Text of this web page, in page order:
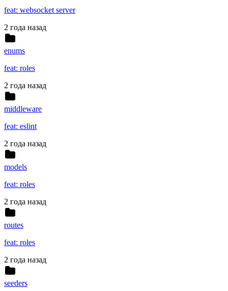
feat: websocket server
2 года назад
enums
feat: roles
2 года назад
middleware
feat: eslint
2 года назад
models
feat: roles
2 года назад
routes
feat: roles
2 года назад
seeders